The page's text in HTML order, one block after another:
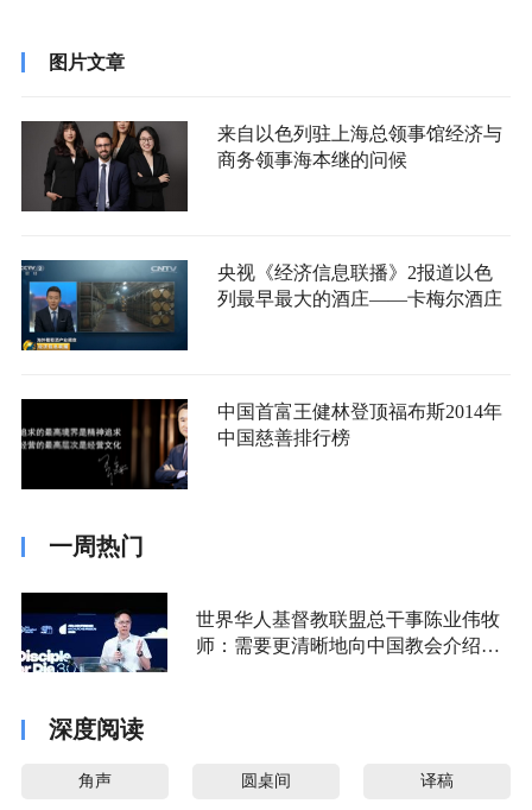
图片文章
来自以色列驻上海总领事馆经济与
商务领事海本继的问候
央视《经济信息联播》2报道以色
列最早最大的酒庄——卡梅尔酒庄
中国首富王健林登顶福布斯2014年
中国慈善排行榜
一周热门
世界华人基督教联盟总干事陈业伟牧
师：需要更清晰地向中国教会介绍福
深度阅读
角声 圆桌间 译稿